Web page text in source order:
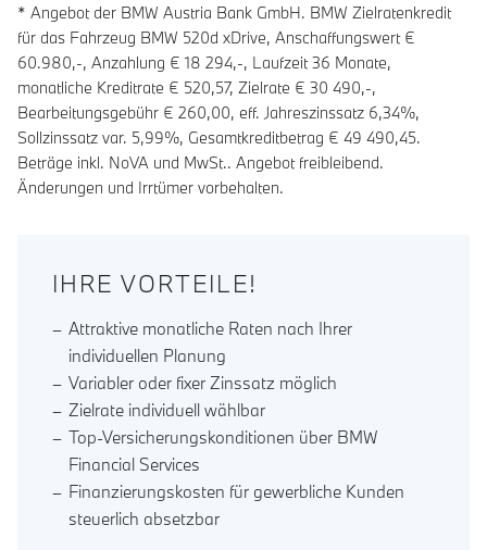
* Angebot der BMW Austria Bank GmbH. BMW Zielratenkredit
für das Fahrzeug BMW 520d xDrive, Anschaffungswert €
60.980,-, Anzahlung € 18 294,-, Laufzeit36 Monate,
monatliche Kreditrate € 520,57, Zielrate € 30 490,-,
Bearbeitungsgebühr € 260,00, eff. Jahreszinssatz 6,34%,
Sollzinssatz var. 5,99%, Gesamtkreditbetrag € 49 490,45.
Beträge inkl. NoVA und MwSt.. Angebot freibleibend.
Änderungen und Irrtümer vorbehalten.
IHRE VORTEILE!
Attraktive monatliche Raten nach Ihrer
individuellen Planung
Variabler oder fixer Zinssatz möglich
Zielrate individuell wählbar
Top-Versicherungskonditionen über BMW
Financial Services
Finanzierungskosten für gewerbliche Kunden
steuerlich absetzbar